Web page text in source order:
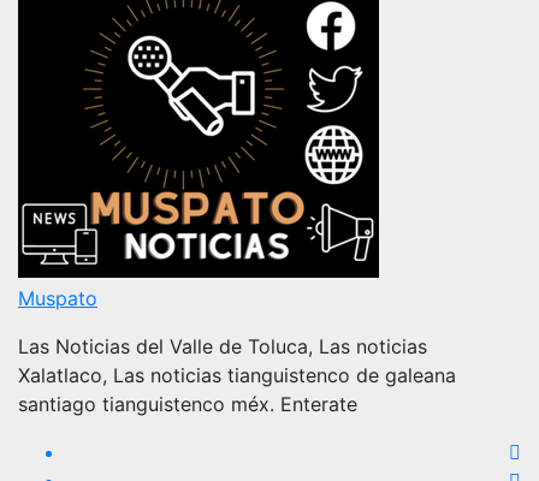
Muspato
Las Noticias del Valle de Toluca, Las noticias
Xalatlaco, Las noticias tianguistenco de galeana
santiago tianguistenco méx. Enterate